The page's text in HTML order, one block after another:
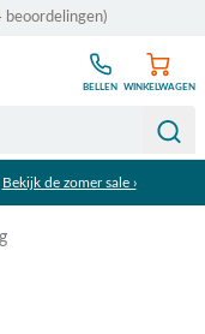
BELLEN WINKELWAGEN
Bekijk de zomer sale ›